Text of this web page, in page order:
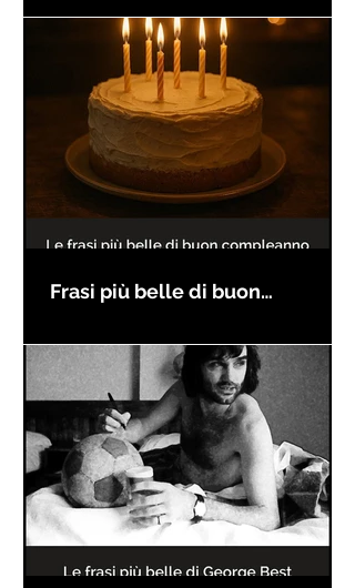
Frasi più belle di buon